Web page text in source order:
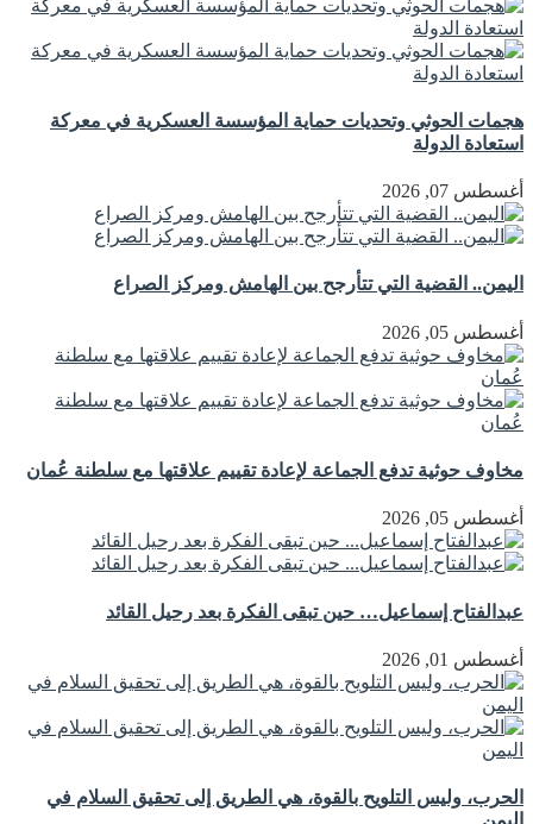
هجمات الحوثي وتحديات حماية المؤسسة العسكرية في معركة
استعادة الدولة
أغسطس 07, 2026
اليمن.. القضية التي تتأرجح بين الهامش ومركز الصراع
أغسطس 05, 2026
مخاوف حوثية تدفع الجماعة لإعادة تقييم علاقتها مع سلطنة عُمان
أغسطس 05, 2026
عبدالفتاح إسماعيل… حين تبقى الفكرة بعد رحيل القائد
أغسطس 01, 2026
الحرب، وليس التلويح بالقوة، هي الطريق إلى تحقيق السلام في
اليمن